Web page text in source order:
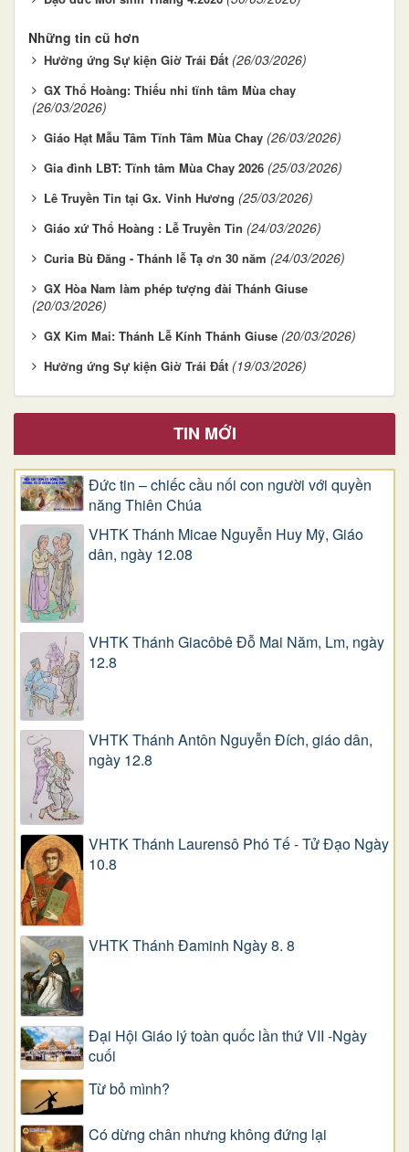
Những tin cũ hơn
Hưởng ứng Sự kiện Giờ Trái Đất (26/03/2026)
GX Thổ Hoàng: Thiếu nhi tĩnh tâm Mùa chay
(26/03/2026)
Giáo Hạt Mẫu Tâm Tĩnh Tâm Mùa Chay (26/03/2026)
Gia đình LBT: Tĩnh tâm Mùa Chay 2026 (25/03/2026)
Lê Truyền Tin tại Gx. Vinh Hương (25/03/2026)
Giáo xứ Thổ Hoàng : Lễ Truyền Tin (24/03/2026)
Curia Bù Đăng - Thánh lễ Tạ ơn 30 năm (24/03/2026)
GX Hòa Nam làm phép tượng đài Thánh Giuse
(20/03/2026)
GX Kim Mai: Thánh Lễ Kính Thánh Giuse (20/03/2026)
Hưởng ứng Sự kiện Giờ Trái Đất (19/03/2026)
TIN MỚI
Đức tin – chiếc cầu nối con người với quyền
năng Thiên Chúa
VHTK Thánh Micae Nguyễn Huy Mỹ, Giáo
dân, ngày 12.08
VHTK Thánh Giacôbê Ðỗ Mai Năm, Lm, ngày
12.8
VHTK Thánh Antôn Nguyễn Ðích, giáo dân,
ngày 12.8
VHTK Thánh Laurensô Phó Tế - Tử Đạo Ngày
10.8
VHTK Thánh Đaminh Ngày 8. 8
Đại Hội Giáo lý toàn quốc lần thứ VII -Ngày
cuối
Từ bỏ mình?
Có dừng chân nhưng không đứng lại